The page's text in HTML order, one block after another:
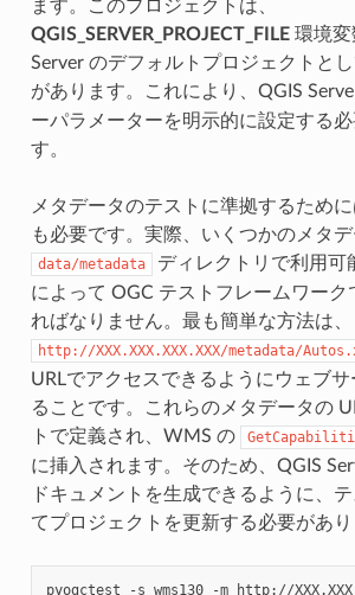
ます。このプロジェクトは、
QGIS_SERVER_PROJECT_FILE環境変
Server のデフォルトプロジェクトと
があります。これにより、QGIS
ーパラメーターを明示的に設定する
す。
メタデータのテストに準拠するため
も必要です。実際、いくつかのメタ
data/metadata
ディレクトリで利用可
によって OGC テストフレームワーク
ればなりません。最も簡単な方法は、
http://XXX.XXX.XXX.XXX/metadata/
URLでアクセスできるようにウェブ
ることです。これらのメタデータの
トで定義され、WMS の
に挿入されます。そのため、QGIS
ドキュメントを生成できるように、
てプロジェクトを更新する必要があり
pyogctest -s wms130 -m